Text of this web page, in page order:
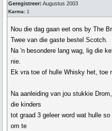
Geregistreer: Augustus 2003
Karma: 1
Nou die dag gaan eet ons by The
Twee van die gaste bestel Scotch.
Na 'n besondere lang wag, lig die
nie.
Ek vra toe of hulle Whisky het, toe
Na aanleiding van jou stukkie
die kinders
tot graad 3 geleer word wat hulle
om te